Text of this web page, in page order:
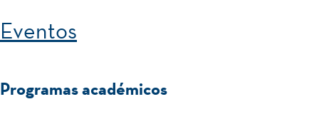
Eventos
Programas académicos